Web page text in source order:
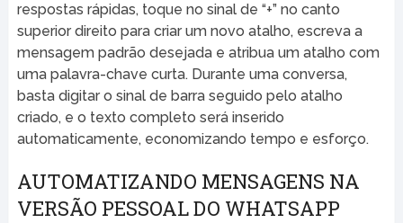
respostas rápidas, toque no sinal de “+” no canto
superior direito para criar um novo atalho, escreva a
mensagem padrão desejada e atribua um atalho com
uma palavra-chave curta. Durante uma conversa,
basta digitar o sinal de barra seguido pelo atalho
criado, e o texto completo será inserido
automaticamente, economizando tempo e esforço.
AUTOMATIZANDO MENSAGENS NA
VERSÃO PESSOAL DO WHATSAPP